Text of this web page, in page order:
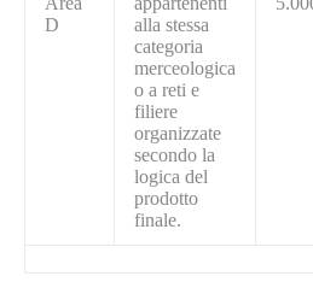
D
alla stessa
categoria
merceologica
o a reti e
filiere
organizzate
secondo la
logica del
prodotto
finale.